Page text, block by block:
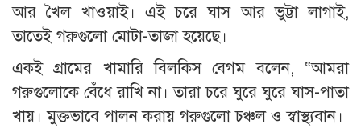
আর খৈল খাওয়াই। এই চরে ঘাস আর ভুট্টা লাগাই,
তাতেই গরুগুলো মোটা-তাজা হয়েছে।
একই গ্রামের খামারি বিলকিস বেগম বলেন, “আমরা
গরুগুলোকে বেঁধে রাখি না। তারা চরে ঘুরে ঘুরে ঘাস-পাতা
খায়। মুক্তভাবে পালন করায় গরুগুলো চঞ্চল ও স্বাস্থ্যবান।